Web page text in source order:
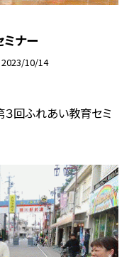
ナー
2023/10/14
回ふれあい教育セミ